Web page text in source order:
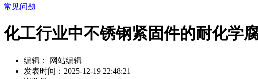
常见问题
化工行业中不锈钢紧固件的耐化学
编辑： 网站编辑
发表时间：2025-12-19 22:48:21